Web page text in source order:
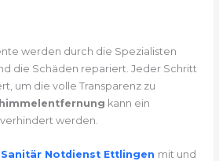
werden durch die Spezialisten
die Schäden repariert. Jeder Schritt
um die volle Transparenz zu
kann ein
werden.
Sanitär Notdienst Ettlingen mit und